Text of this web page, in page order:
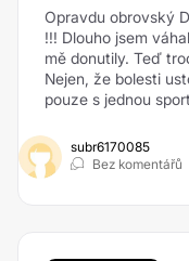
Opravdu obrovský
!!! Dlouho jsem
mě donutily. Teď
Nejen, že bolesti
pouze s jednou
subr6170085
Bez komentářů